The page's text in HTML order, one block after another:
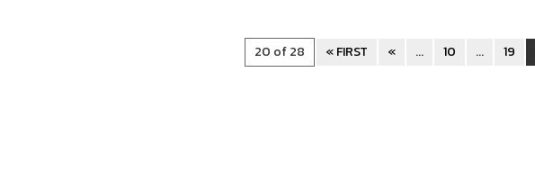
20 of 28 « FIRST « ... 10 ... 19